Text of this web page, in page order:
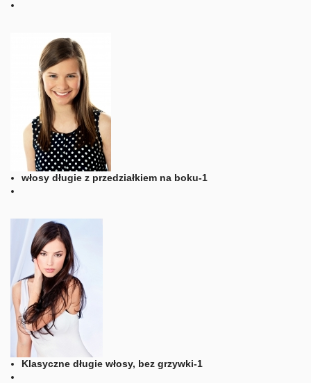
włosy długie z przedziałkiem na boku-1
Klasyczne długie włosy, bez grzywki-1